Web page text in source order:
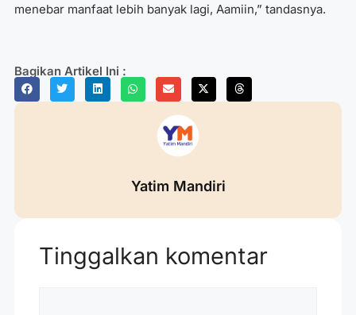
menebar manfaat lebih banyak lagi, Aamiin,” tandasnya.
Bagikan Artikel Ini :
Yatim Mandiri
Tinggalkan komentar